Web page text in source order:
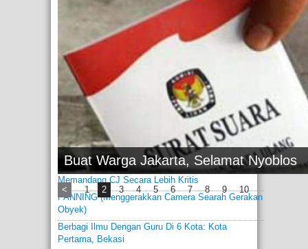
Buat Warga Jakarta, Selamat NYOBLOS!
Buat Warga Jakarta, Selamat Nyoblos
< 1 2 3 4 5 6 7 8 9 10
Memandang CJ Secara Lebih Kritis
PANNING (menggerakkan Camera Searah Gerakan
Obyek)
Berbagi Ilmu Dengan Guru Di 6 Kota: Kota
Pertama, Bekasi